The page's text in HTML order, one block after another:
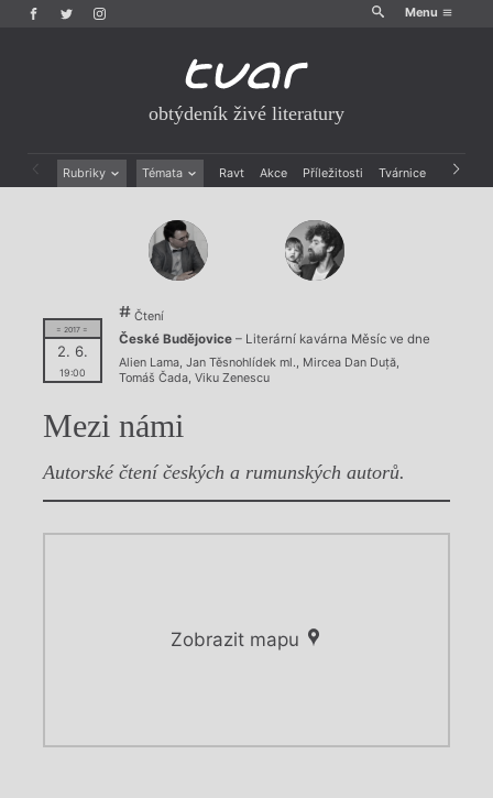
Menu
obtýdeník živé literatury
Rubriky Témata Ravt Akce Příležitosti Tvárnice Archiv
Drobná publicistika
Recenze a reflexe
Rozhovory
Dokument
Výroční ceny
= 2017 =
2. 6.
19:00
Čtení
České Budějovice– Literární kavárna Měsíc ve dne
Alien Lama, Jan Těsnohlídek ml., Mircea Dan Duță,
Tomáš Čada, Viku Zenescu
Mezi námi
Autorské čtení českých a rumunských autorů.
Zobrazit mapu